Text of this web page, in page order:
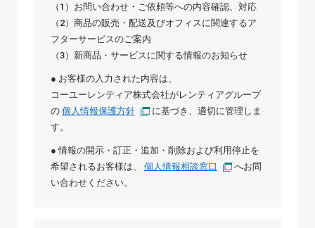
（1）お問い合わせ・ご依頼等への内容確認、対応
（2）商品の販売・配送及びオフィスに関連するア
フターサービスのご案内
（3）新商品・サービスに関する情報のお知らせ
● お客様の入力された内容は、
コーユーレンティア株式会社がレンティアグループ
の 個人情報保護方針
に基づき、適切に管理しま
す。
● 情報の開示・訂正・追加・削除および利用停止を
希望されるお客様は、 個人情報相談窓口
へお問
い合わせください。